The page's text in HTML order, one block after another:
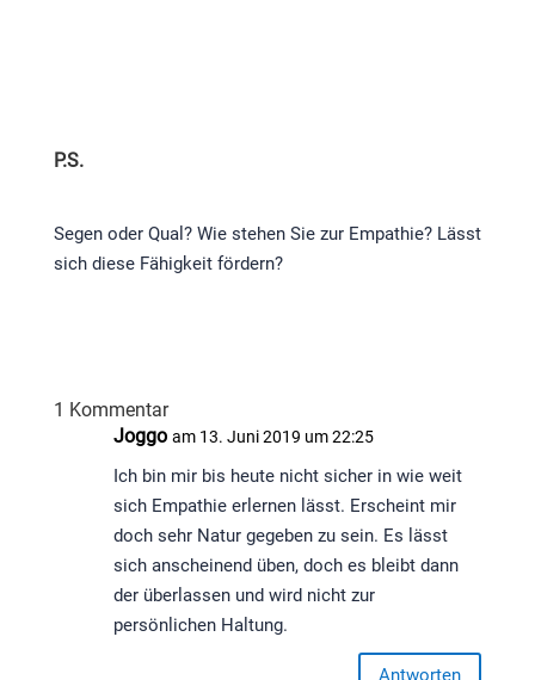
P.S.
Segen oder Qual? Wie stehen Sie zur Empathie? Lässt
sich diese Fähigkeit fördern?
1 Kommentar
Joggo am 13. Juni 2019 um 22:25
Ich bin mir bis heute nicht sicher in wie weit
sich Empathie erlernen lässt. Erscheint mir
doch sehr Natur gegeben zu sein. Es lässt
sich anscheinend üben, doch es bleibt dann
der überlassen und wird nicht zur
persönlichen Haltung.
Antworten